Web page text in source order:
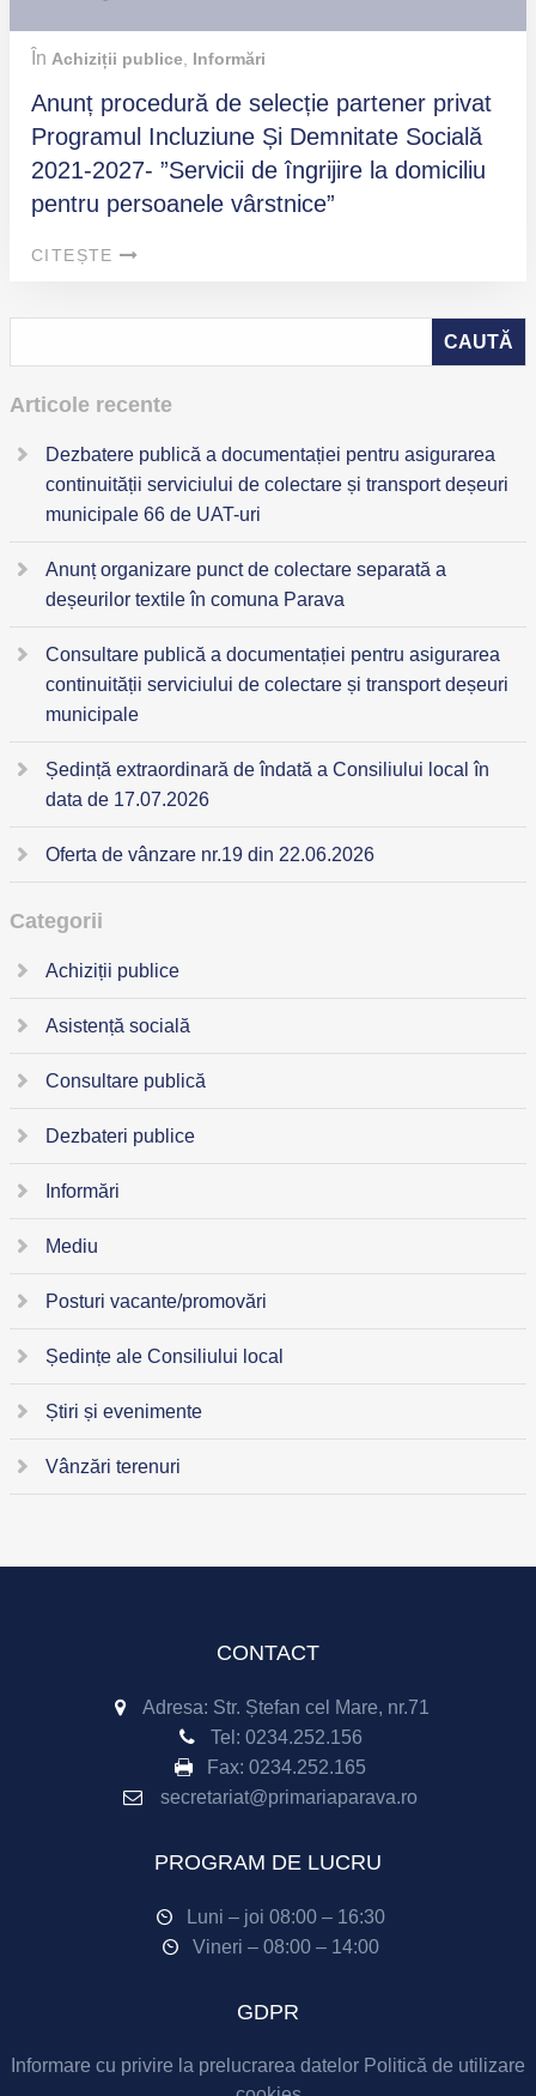
În Achiziții publice Informări
Anunț procedură de selecție partener privat
Programul Incluziune Și Demnitate Socială
2021-2027- ”Servicii de îngrijire la domiciliu
pentru persoanele vârstnice”
CITEȘTE
Articole recente
Dezbatere publică a documentației pentru asigurarea
continuității serviciului de colectare și transport deșeuri
municipale 66 de UAT-uri
Anunț organizare punct de colectare separată a
deșeurilor textile în comuna Parava
Consultare publică a documentației pentru asigurarea
continuității serviciului de colectare și transport deșeuri
municipale
Ședință extraordinară de îndată a Consiliului local în
data de 17.07.2026
Oferta de vânzare nr.19 din 22.06.2026
Categorii
Achiziții publice
Asistență socială
Consultare publică
Dezbateri publice
Informări
Mediu
Posturi vacante/promovări
Ședințe ale Consiliului local
Știri și evenimente
Vânzări terenuri
CONTACT
Adresa: Str. Ștefan cel Mare, nr.71
Tel: 0234.252.156
Fax: 0234.252.165
secretariat@primariaparava.ro
PROGRAM DE LUCRU
Luni – joi 08:00 – 16:30
Vineri – 08:00 – 14:00
GDPR
Informare cu privire la prelucrarea datelor Politică de utilizare